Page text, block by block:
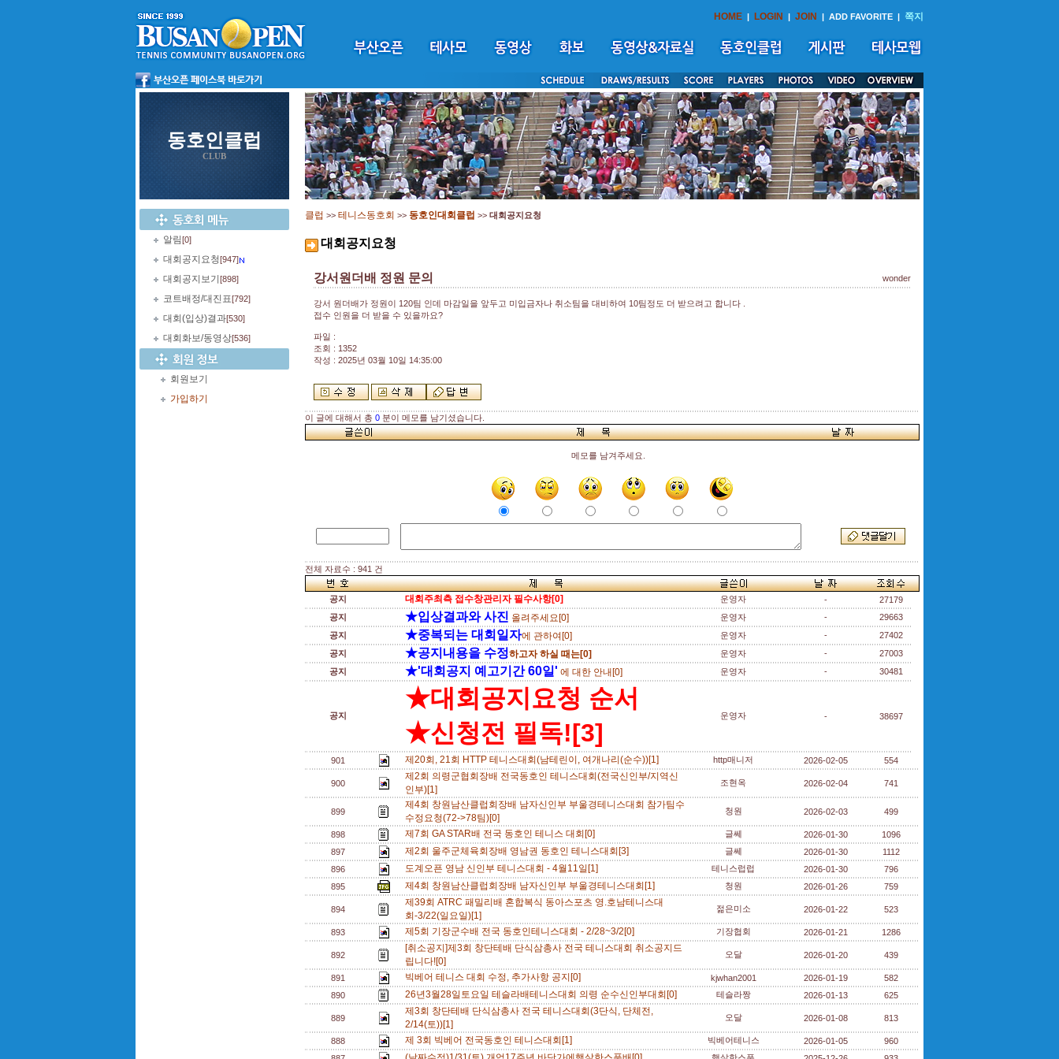
HOME | LOGIN | JOIN | ADD FAVORITE | 쪽지
동호인클럽
CLUB
알림[0]
대회공지요청[947]
대회공지보기 [898]
코트배정/대진표[792]
대회(입상)결과[530]
대회화보/동영상[536]
회원보기
가입하기
클럽 >> 테니스동호회 >> 동호인대회클럽 >> 대회공지요청
대회공지요청
강서원더배 정원 문의 wonder
강서 원더배가 정원이 120팀 인데 마감일을 앞두고 미입금자나 취소팀을 대비하여 10팀정도 더 받으려고 합니다 .
접수 인원을 더 받을 수 있을까요?
파일 :
조회 : 1352
작성 : 2025년 03월 10일 14:35:00
이 글에 대해서 총 0 분이 메모를 남기셨습니다.
메모를 남겨주세요.
전체 자료수 : 941 건
공지 대회주최측 접수창관리자 필수사항[0] 운영자 -
27179
공지
★입상결과와 사진 올려주세요[0] 운영자 -
29663
공지
★중복되는 대회일자에 관하여[0] 운영자 -
27402
공지
★공지내용을 수정하고자 하실 때는[0] 운영자 -
27003
공지
★'대회공지 예고기간 60일' 에 대한 안내[0] 운영자 - 30481
공지
★대회공지요청 순서
★신청전 필독![3]
운영자 - 38697
901 제20회, 21회 HTTP 테니스대회(남테린이, 여개나리(순수))[1] http매니저 2026-02-05 554
900
제2회 의령군협회장배 전국동호인 테니스대회(전국신인부/지역신
인부)[1]
조현옥 2026-02-04 741
899
제4회 창원남산클럽회장배 남자신인부 부울경테니스대회 참가팀수
수정요청(72->78팀)[0]
청원 2026-02-03 499
898 제7회 GA STAR배 전국 동호인 테니스 대회[0] 글쎄 2026-01-30
1096
897
제2회 울주군체육회장배 영남권 동호인 테니스대회[3] 글쎄 2026-01-30
1112
896
도계오픈 영남 신인부 테니스대회 - 4월11일[1] 테니스럽럽 2026-01-30
796
895
제4회 창원남산클럽회장배 남자신인부 부울경테니스대회[1] 청원 2026-01-26 759
894
제39회 ATRC 패밀리배 혼합복식 동아스포츠 영.호남테니스대
회-3/22(일요일)[1]
젊은미소 2026-01-22 523
893 제5회 기장군수배 전국 동호인테니스대회 - 2/28~3/2[0] 기장협회 2026-01-21 1286
892
[취소공지]제3회 창단테배 단식삼총사 전국 테니스대회 취소공지드
립니다![0]
오달 2026-01-20 439
891 빅베어 테니스 대회 수정, 추가사항 공지[0] kjwhan2001 2026-01-19
582
890
26년3월28일토요일 테슬라배테니스대회 의령 순수신인부대회[0] 테슬라짱 2026-01-13 625
889
제3회 창단테배 단식삼총사 전국 테니스대회(3단식, 단체전,
2/14(토))[1]
오달 2026-01-08 813
888 제 3회 빅베어 전국동호인 테니스대회[1] 빅베어테니스 2026-01-05
960